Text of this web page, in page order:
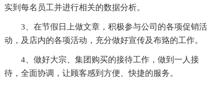
实到每名员工并进行相关的数据分析。
3、在节假日上做文章，积极参与公司的各项促销活
动，及店内的各项活动，充分做好宣传及布臵的工作。
4、做好大宗、集团购买的接待工作，做到一人接
待，全面协调，让顾客感到方便、快捷的服务。